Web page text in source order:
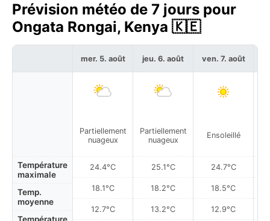
Prévision météo de 7 jours pour
Ongata Rongai, Kenya 🇰🇪
Température
maximale
Temp.
moyenne
mer. 5. août
Partiellement
nuageux
24.4°C
18.1°C
12.7°C
jeu. 6. août
Partiellement
nuageux
25.1°C
18.2°C
13.2°C
ven. 7. août
Ensoleillé
24.7°C
18.5°C
12.9°C